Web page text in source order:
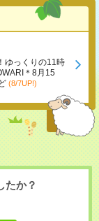
ゆっくりの11時
＊8月15
(8/7UP!)
たか？